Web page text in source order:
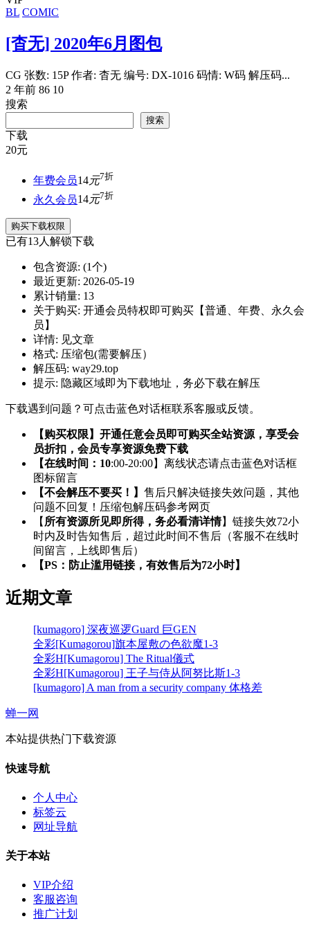
BL COMIC
[杳无] 2020年6月图包
CG 张数: 15P 作者: 杳无 编号: DX-1016 码情: W码 解压码...
2 年前 86 10
搜索
搜索
下载
20元
年费会员14元7折
永久会员14元7折
购买下载权限
已有13人解锁下载
包含资源: (1个)
最近更新: 2026-05-19
累计销量: 13
关于购买: 开通会员特权即可购买【普通、年费、永久会
员】
详情: 见文章
格式: 压缩包(需要解压）
解压码: way29.top
提示: 隐藏区域即为下载地址，务必下载在解压
下载遇到问题？可点击蓝色对话框联系客服或反馈。
【购买权限】开通任意会员即可购买全站资源，享受会
员折扣，会员专享资源免费下载
【在线时间：10:00-20:00】离线状态请点击蓝色对话框
图标留言
【不会解压不要买！】 售后只解决链接失效问题，其他
问题不回复！压缩包解压码参考网页
【 所有资源所见即所得，务必看清详情】链接失效72小
时内及时告知售后，超过此时间不售后（客服不在线时
间留言，上线即售后）
【PS：防止滥用链接，有效售后为72小时】
近期文章
[kumagoro] 深夜巡逻Guard 巨GEN
全彩[Kumagorou]旗本屋敷の色欲魔1-3
全彩H[Kumagorou] The Ritual儀式
全彩H[Kumagorou] 王子与侍从阿努比斯1-3
[kumagoro] A man from a security company 体格差
蝉一网
本站提供热门下载资源
快速导航
个人中心
标签云
网址导航
关于本站
VIP介绍
客服咨询
推广计划